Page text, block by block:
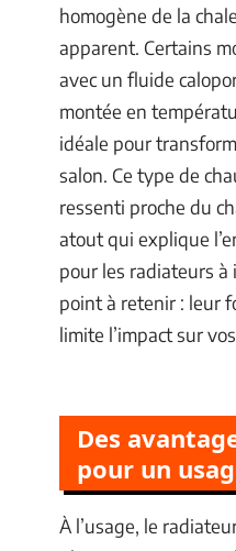
homogène de la
apparent. Certains
avec un fluide
montée en
idéale pour
salon. Ce type de
ressenti proche du
atout qui explique
pour les radiateurs à
point à retenir : leur
limite l’impact sur vos
Des
pour un
À l’usage, le